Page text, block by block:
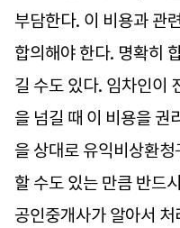
부담한다. 이 비용과 관
합의해야 한다. 명확히
길 수도 있다. 임차인이
을 넘길 때 이 비용을 권
을 상대로 유익비상환
할 수도 있는 만큼 반드
공인중개사가 알아서